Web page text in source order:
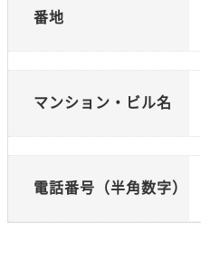
番地
マンション・ビル名
電話番号（半角数字）